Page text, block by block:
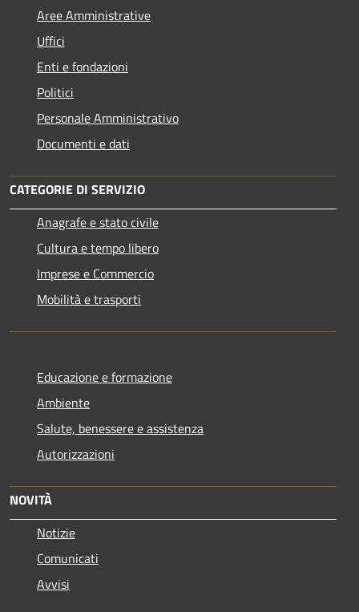
Aree Amministrative
Uffici
Enti e fondazioni
Politici
Personale Amministrativo
Documenti e dati
CATEGORIE DI SERVIZIO
Anagrafe e stato civile
Cultura e tempo libero
Imprese e Commercio
Mobilità e trasporti
Educazione e formazione
Ambiente
Salute, benessere e assistenza
Autorizzazioni
NOVITÀ
Notizie
Comunicati
Avvisi